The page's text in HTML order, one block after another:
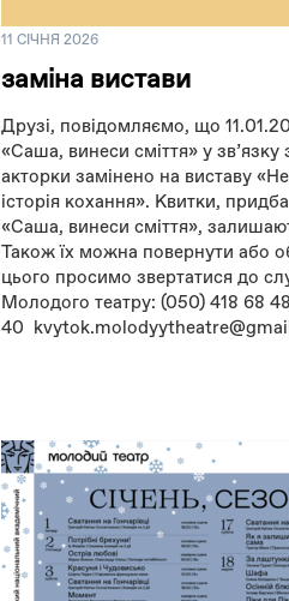
11 СІЧНЯ 2026
заміна вистави
Друзі, повідомляємо, що
«Саша, винеси сміття» у
акторки замінено на виставу
історія кохання». Квитки,
«Саша, винеси сміття»,
Також їх можна повернути або
цього просимо звертатися до
Молодого театру: (050) 418 68
40